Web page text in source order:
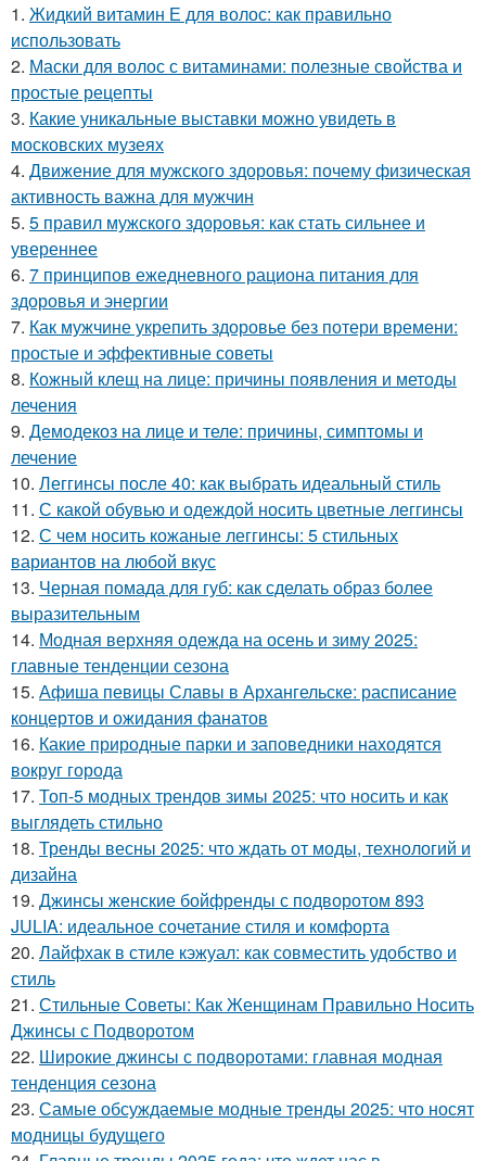
1. Жидкий витамин Е для волос: как правильно
использовать
2. Маски для волос с витаминами: полезные свойства и
простые рецепты
3. Какие уникальные выставки можно увидеть в
московских музеях
4. Движение для мужского здоровья: почему физическая
активность важна для мужчин
5. 5 правил мужского здоровья: как стать сильнее и
увереннее
6. 7 принципов ежедневного рациона питания для
здоровья и энергии
7. Как мужчине укрепить здоровье без потери времени:
простые и эффективные советы
8. Кожный клещ на лице: причины появления и методы
лечения
9. Демодекоз на лице и теле: причины, симптомы и
лечение
10. Леггинсы после 40: как выбрать идеальный стиль
11. С какой обувью и одеждой носить цветные леггинсы
12. С чем носить кожаные леггинсы: 5 стильных
вариантов на любой вкус
13. Черная помада для губ: как сделать образ более
выразительным
14. Модная верхняя одежда на осень и зиму 2025:
главные тенденции сезона
15. Афиша певицы Славы в Архангельске: расписание
концертов и ожидания фанатов
16. Какие природные парки и заповедники находятся
вокруг города
17. Топ-5 модных трендов зимы 2025: что носить и как
выглядеть стильно
18. Тренды весны 2025: что ждать от моды, технологий и
дизайна
19. Джинсы женские бойфренды с подворотом 893
JULIA: идеальное сочетание стиля и комфорта
20. Лайфхак в стиле кэжуал: как совместить удобство и
стиль
21. Стильные Советы: Как Женщинам Правильно Носить
Джинсы с Подворотом
22. Широкие джинсы с подворотами: главная модная
тенденция сезона
23. Самые обсуждаемые модные тренды 2025: что носят
модницы будущего